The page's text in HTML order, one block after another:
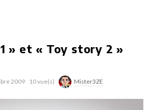
» et « Toy story 2 »
2009 10 vue(s) Mister3ZE